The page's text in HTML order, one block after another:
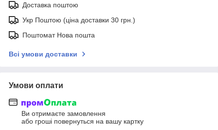
Доставка поштою
Укр Поштою (ціна доставки 30 грн.)
Поштомат Нова пошта
Всі умови доставки
Умови оплати
Ви отримаєте замовлення
або гроші повернуться на вашу картку